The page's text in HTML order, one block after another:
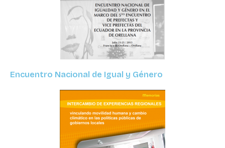
Encuentro Nacional de Igual y Género